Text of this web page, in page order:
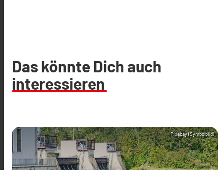
Das könnte Dich auch
interessieren
Pixabay (Symbolbild)